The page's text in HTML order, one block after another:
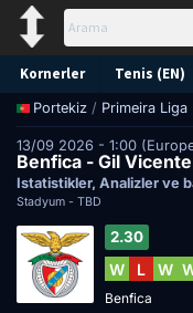
Kornerler Tenis (EN)
Portekiz / Primeira Liga
13/09 2026 - 1:00
Benfica - Gil Vicente
İstatistikler, Analizler ve
Stadyum - TBD
2.30
W L W
Benfica